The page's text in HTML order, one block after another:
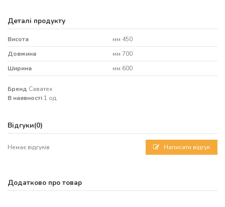
Деталі продукту
Висота
мм 450
Довжина
мм 700
Ширина
мм 600
Бренд Саватех
В наявності 1 од.
Відгуки(0)
Немає відгуків Написати відгук
Додатково про товар